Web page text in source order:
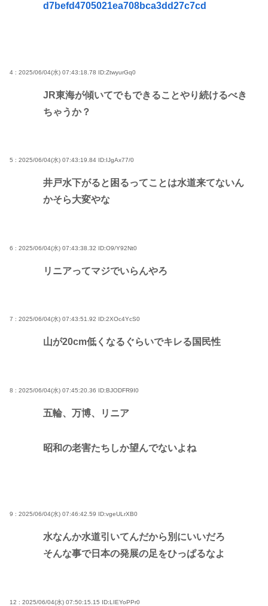
d7befd4705021ea708bca3dd27c7cd
4 : 2025/06/04(水) 07:43:18.78 ID:ZtwyurGq0
JR東海が傾いてでもできることやり続けるべき
ちゃうか？
5 : 2025/06/04(水) 07:43:19.84 ID:IJgAx77/0
井戸水下がると困るってことは水道来てないん
かそら大変やな
6 : 2025/06/04(水) 07:43:38.32 ID:O9/Y92Nt0
リニアってマジでいらんやろ
7 : 2025/06/04(水) 07:43:51.92 ID:2XOc4YcS0
山が20cm低くなるぐらいでキレる国民性
8 : 2025/06/04(水) 07:45:20.36 ID:BJODFR9I0
五輪、万博、リニア
昭和の老害たちしか望んでないよね
9 : 2025/06/04(水) 07:46:42.59 ID:vgeULrXB0
水なんか水道引いてんだから別にいいだろ
そんな事で日本の発展の足をひっぱるなよ
12 : 2025/06/04(水) 07:50:15.15 ID:LIEYoPPr0